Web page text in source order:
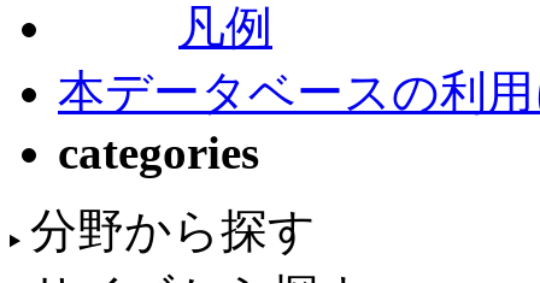
凡例
本データベースの利
categories
分野から探す